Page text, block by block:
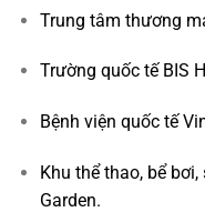
Trung tâm thương
Trường quốc tế BIS
Bệnh viện quốc tế
Khu thể thao, bể
Garden.